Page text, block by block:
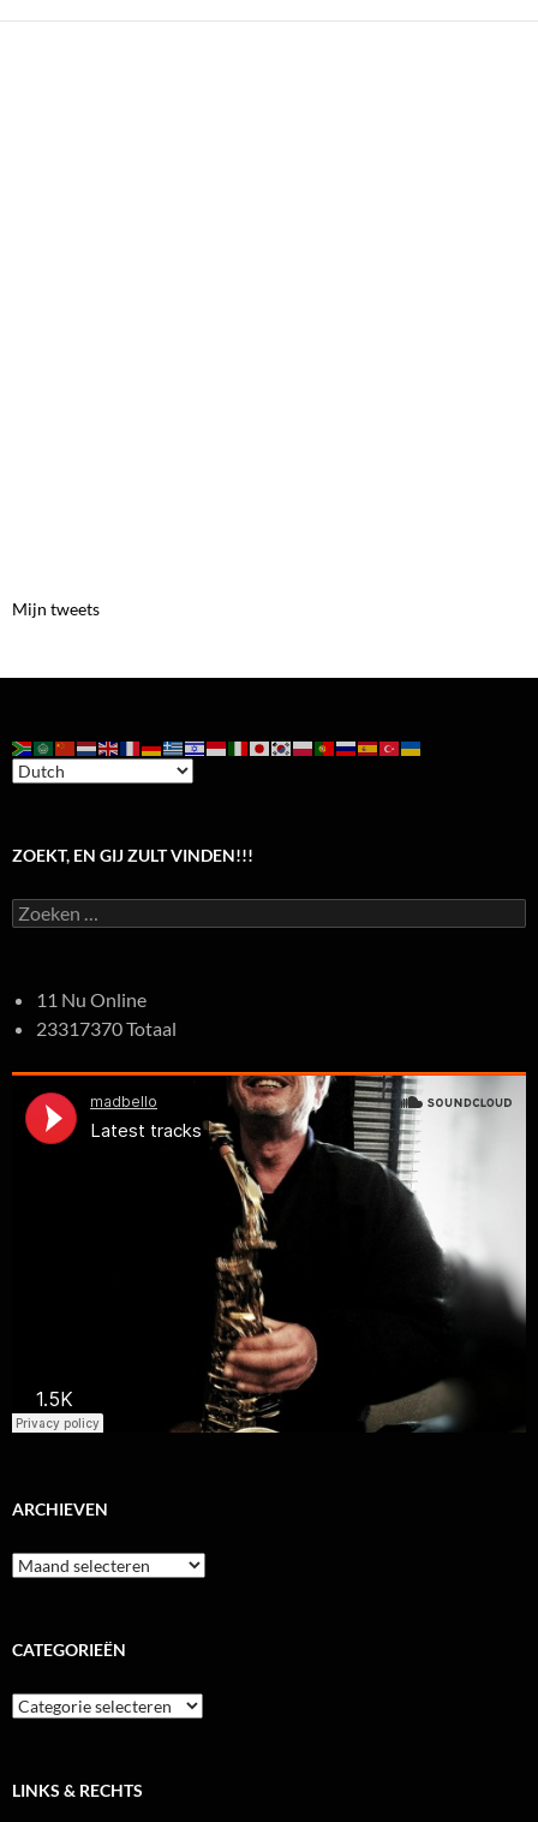
Mijn tweets
ZOEKT, EN GIJ ZULT VINDEN!!!
Zoeken
naar:
11 Nu Online
23317370 Totaal
ARCHIEVEN
Archieven
CATEGORIEËN
Categorieën
LINKS & RECHTS